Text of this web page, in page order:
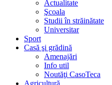
Actualitate
Şcoala
Studii în străinătate
Universitar
Sport
Casă şi grădină
Amenajări
Info util
Noutăţi CasoTeca
Agricultură